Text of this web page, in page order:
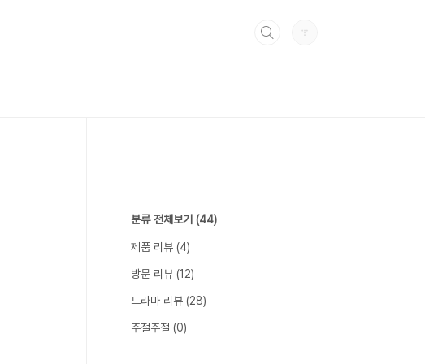
분류 전체보기 (44)
제품 리뷰 (4)
방문 리뷰 (12)
드라마 리뷰 (28)
주절주절 (0)